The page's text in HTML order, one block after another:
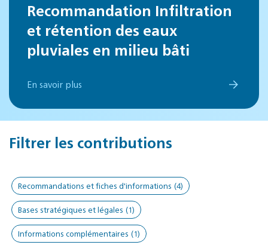
Recommandation Infiltration
et rétention des eaux
pluviales en milieu bâti
En savoir plus
Filtrer les contributions
Recommandations et fiches d'informations (4)
Bases stratégiques et légales (1)
Informations complémentaires (1)